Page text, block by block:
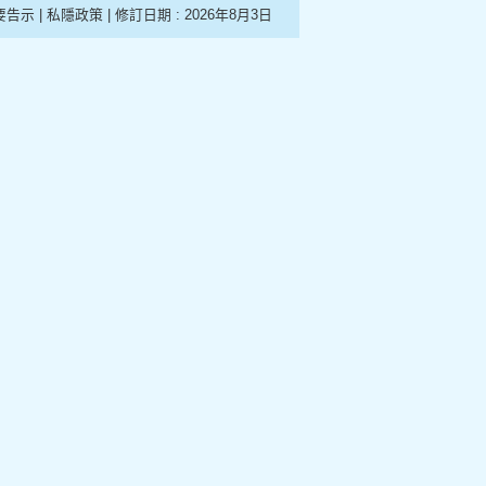
告示 | 私隱政策 | 修訂日期 : 2026年8月3日